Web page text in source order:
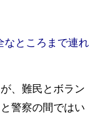
なところまで連れ
、難民とボラン
警察の間ではい